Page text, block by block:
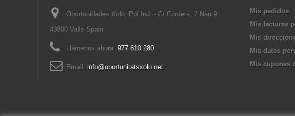
Oportunidades Xolo, Pol.Ind. - C/ Corders, 2 Nau 9
43800 Valls Spain
Llámenos ahora: 977 610 280
Email: info@oportunitatsxolo.net
Mis pedidos
Mis facturas
Mis
Mis datos
Mis cupones